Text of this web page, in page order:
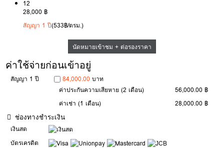
12
28,000 ฿
สัญญา 1 ปี(533฿/ตรม.)
นัดหมายเข้าชม + ต่อรองราคา
ค่าใช้จ่ายก่อนเข้าอยู่
สัญญา 1 ปี 84,000.00 บาท
ค่าประกันความเสียหาย(2 เดือน)
56,000.00 ฿
ค่าเช่า(1 เดือน) 28,000.00 ฿
ช่องทางชำระเงิน
เงินสด
บัตรเครดิต